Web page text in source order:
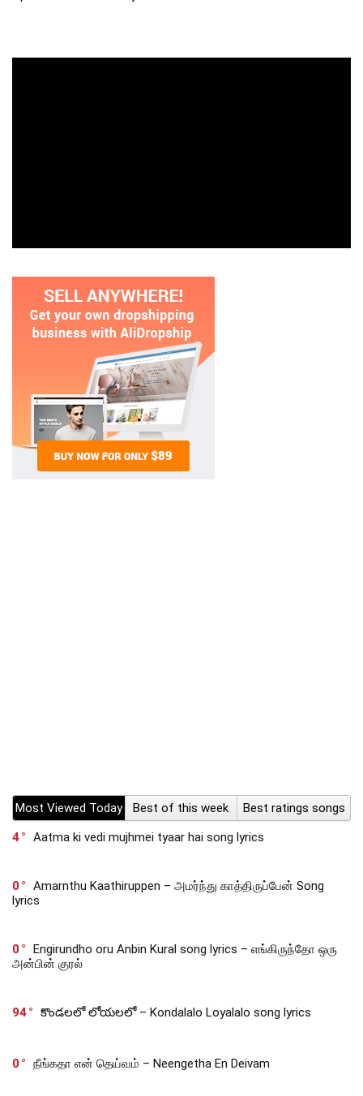
Most Viewed Today Best of this week
Best ratings songs
4
Aatma ki vedi mujhmei tyaar hai song lyrics
0
Amarnthu Kaathiruppen – அமர்ந்து காத்திருப்பேன் Song
lyrics
0
Engirundho oru Anbin Kural song lyrics – எங்கிருந்தோ ஒரு
அன்பின் குரல்
94 కొండలలో లోయలలో – Kondalalo Loyalalo song lyrics
0 நீங்கதா என் தெய்வம் – Neengetha En Deivam